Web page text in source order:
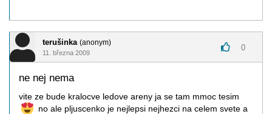
terušinka (anonym)
11. března 2009
0
ne nej nema
vite ze bude kralocve ledove areny ja se tam mmoc tesim
no ale pljuscenko je nejlepsi nejhezci na celem svete a